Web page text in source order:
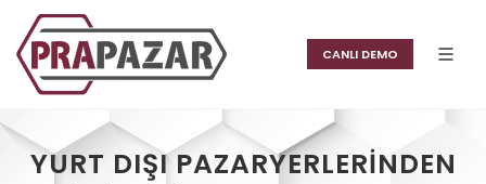
CANLI DEMO
YURT DIŞI PAZARYERLERINDEN